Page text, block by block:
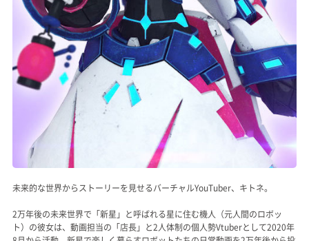
未来的な世界からストーリーを見せるバーチャルYouTuber、キトネ。
2万年後の未来世界で「新星」と呼ばれる星に住む機人（元人間のロボッ
ト）の彼女は、動画担当の「店長」と2人体制の個人勢Vtuberとして2020年